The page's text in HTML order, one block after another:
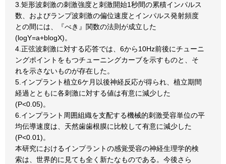
3.矩形波刺激の刺激強度と刺激開始1秒間の累積インパルス
数、およびランプ波刺激の偏位速度とインパルス発射頻度
との間には、『べき』関数の法則が成立した
(logY=a+blogX)。
4.正弦波刺激に対する応答では、6から10Hz前後にチューニ
ングポイントをもつチューニングカーブを示すものと、そ
れを示さないものが存在した。
5.インプラント植立6ケ月以後神経反応が得られ、植立期間
経過とともに各刺激に対する値は有意に減少した
(P<0.05)。
6.インプラント周囲組織を支配する機械的刺激受容単位の平
均伝導速度は、天然歯歯根膜に比較して有意に減少した
(P<0.01)。
本研究におけるインプラントの感覚受容の神経生理学的検
索は、世界的に見ても全く新たなものである。今後さら